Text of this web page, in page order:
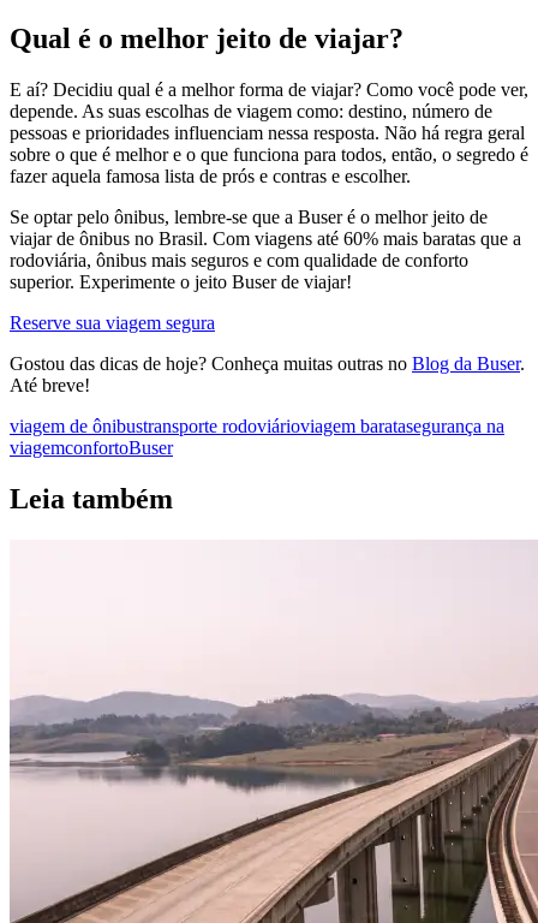
Qual é o melhor jeito de viajar?
E aí? Decidiu qual é a melhor forma de viajar? Como você pode ver,
depende. As suas escolhas de viagem como: destino, número de
pessoas e prioridades influenciam nessa resposta. Não há regra geral
sobre o que é melhor e o que funciona para todos, então, o segredo é
fazer aquela famosa lista de prós e contras e escolher.
Se optar pelo ônibus, lembre-se que a Buser é o melhor jeito de
viajar de ônibus no Brasil. Com viagens até 60% mais baratas que a
rodoviária, ônibus mais seguros e com qualidade de conforto
superior. Experimente o jeito Buser de viajar!
Reserve sua viagem segura
Gostou das dicas de hoje? Conheça muitas outras no Blog da Buser.
Até breve!
viagem de ônibustransporte rodoviárioviagem baratasegurança na
viagemconfortoBuser
Leia também